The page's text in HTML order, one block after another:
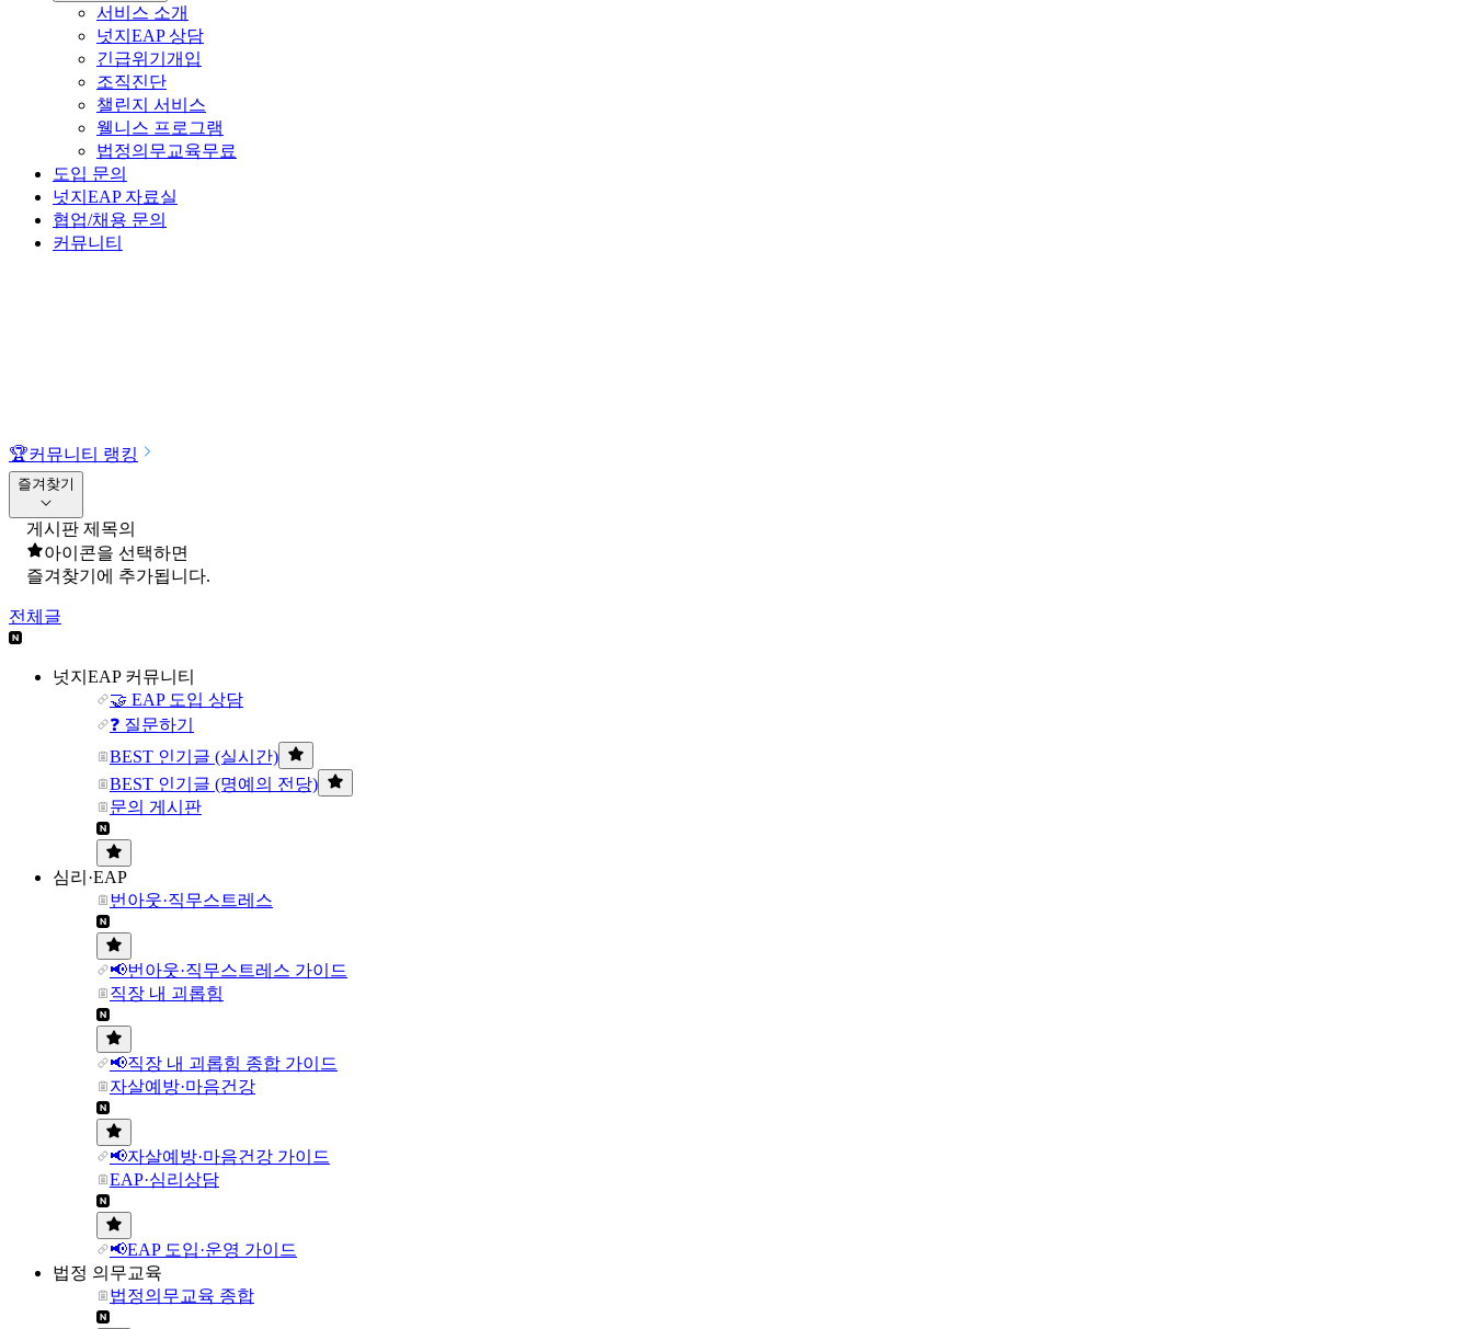
서비스 소개
넛지EAP 상담
긴급위기개입
조직진단
챌린지 서비스
웰니스 프로그램
법정의무교육무료
도입 문의
넛지EAP 자료실
협업/채용 문의
커뮤니티
🏆커뮤니티 랭킹
즐겨찾기
게시판 제목의
아이콘을 선택하면
즐겨찾기에 추가됩니다.
전체글
넛지EAP 커뮤니티
🤝 EAP 도입 상담
❓ 질문하기
BEST 인기글 (실시간)
BEST 인기글 (명예의 전당)
문의 게시판
심리·EAP
번아웃·직무스트레스
📢번아웃·직무스트레스 가이드
직장 내 괴롭힘
📢직장 내 괴롭힘 종합 가이드
자살예방·마음건강
📢자살예방·마음건강 가이드
EAP·심리상담
📢EAP 도입·운영 가이드
법정 의무교육
법정의무교육 종합